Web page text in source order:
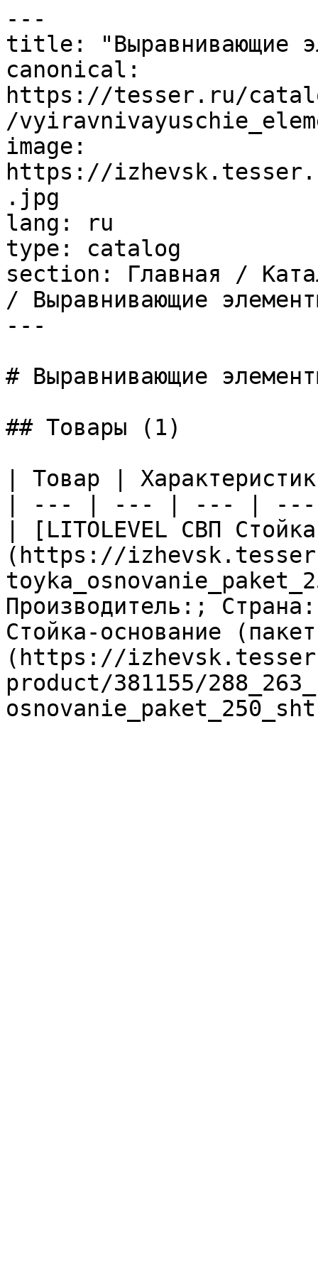
---
title: "Выравнивающие
canonical:
https://tesser.ru/
/
image:
https://
.jpg
lang: ru
type: catalog
section: Главная /
/ Выравнивающие
---
# Выравнивающие
## Товары (1)
| Товар |
| --- | --- | --- |
| [LITOLEVEL СВП
(https://
Производитель:;
Стойка-основание
(https://
product/381155/